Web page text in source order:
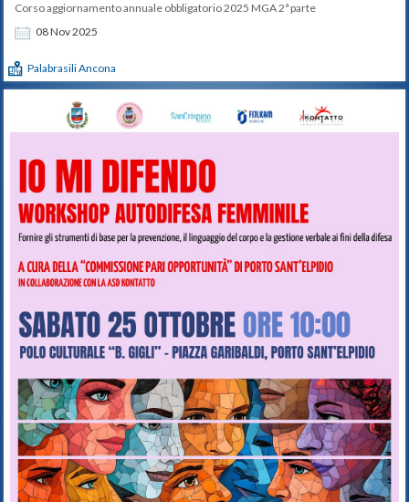
08Nov2025
Corso aggiornamento annuale obbligatorio 2025 MGA 2ª parte
Palabrasili Ancona